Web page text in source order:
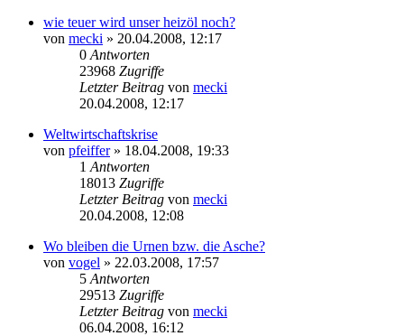
wie teuer wird unser heizöl noch?
von mecki » 20.04.2008, 12:17
0 Antworten
23968 Zugriffe
Letzter Beitrag von mecki
20.04.2008, 12:17
Weltwirtschaftskrise
von pfeiffer» 18.04.2008, 19:33
1 Antworten
18013 Zugriffe
Letzter Beitrag von mecki
20.04.2008, 12:08
Wo bleiben die Urnen bzw. die Asche?
von vogel » 22.03.2008, 17:57
5 Antworten
29513 Zugriffe
Letzter Beitrag von mecki
06.04.2008, 16:12